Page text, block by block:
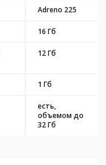
Adreno 225
16 Гб
12 Гб
1 Гб
есть,
объемом до
32 Гб